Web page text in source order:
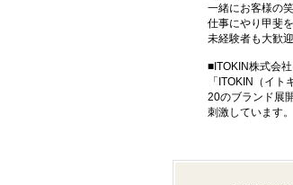
一緒にお客様の笑
仕事にやり甲斐
未経験者も大歓迎
■ITOKIN株式会
「ITOKIN（イ
20のブランド展
刺激しています。